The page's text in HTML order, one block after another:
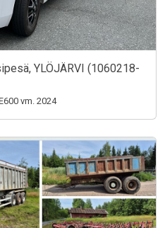
YLÖJÄRVI (1060218-
vm. 2024